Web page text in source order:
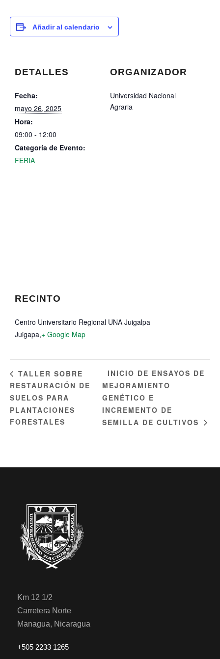
Añadir al calendario
DETALLES
Fecha:
mayo 26, 2025
Hora:
09:00 - 12:00
Categoría de Evento:
FERIA
ORGANIZADOR
Universidad Nacional
Agraria
RECINTO
Centro Universitario Regional UNA Juigalpa
Juigapa,+ Google Map
TALLER SOBRE
RESTAURACIÓN DE
SUELOS PARA
PLANTACIONES
FORESTALES
INICIO DE ENSAYOS DE
MEJORAMIENTO
GENÉTICO E
INCREMENTO DE
SEMILLA DE CULTIVOS
Km 12 1/2
Carretera Norte
Managua, Nicaragua
+505 2233 1265